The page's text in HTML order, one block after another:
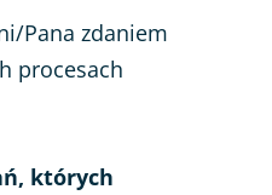
Pana zdaniem
procesach
których